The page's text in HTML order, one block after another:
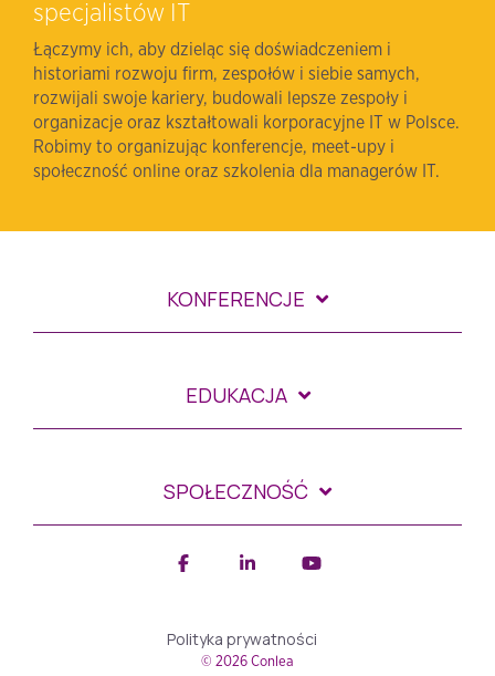
specjalistów IT
Łączymy ich, aby dzieląc się doświadczeniem i
historiami rozwoju firm, zespołów i siebie samych,
rozwijali swoje kariery, budowali lepsze zespoły i
organizacje oraz kształtowali korporacyjne IT w Polsce.
Robimy to organizując konferencje, meet-upy i
społeczność online oraz szkolenia dla managerów IT.
KONFERENCJE
EDUKACJA
SPOŁECZNOŚĆ
Polityka prywatności
© 2026 Conlea
FacebookLinkedin